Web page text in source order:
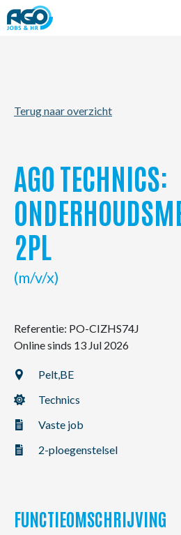
Kantoren
My AGO
Contact
Terug naar overzicht
AGO TECHNICS:
2PL
(m/v/x)
Referentie: PO-CIZHS74J
Online sinds 13 Jul 2026
Pelt,BE
Technics
Vaste job
2-ploegenstelsel
FUNCTIEOMSCHRIJVING